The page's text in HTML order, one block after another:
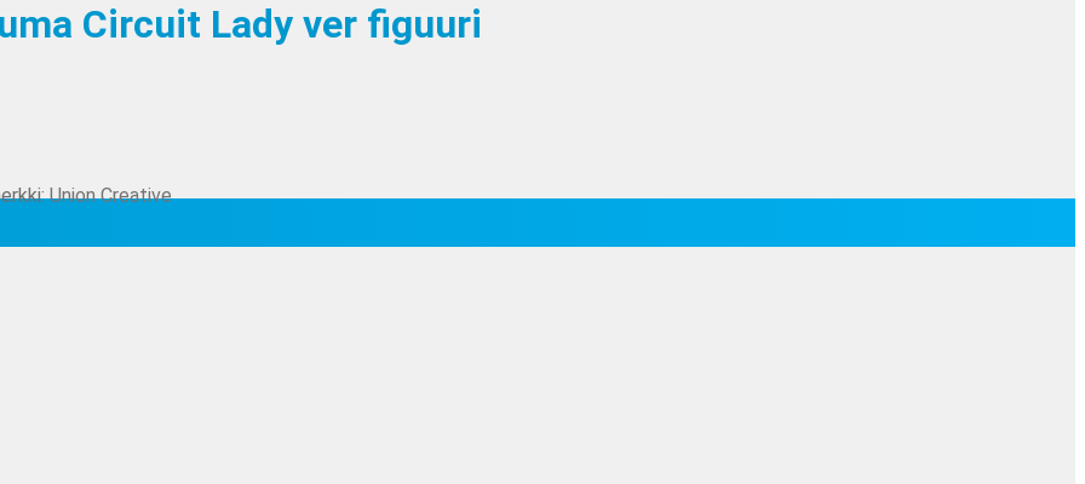
Circuit Lady ver figuuri
Union Creative